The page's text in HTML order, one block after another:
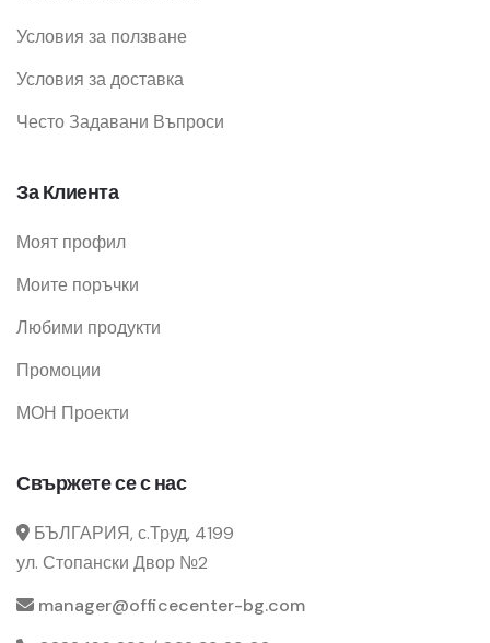
Условия за ползване
Условия за доставка
Често Задавани Въпроси
За Клиента
Моят профил
Моите поръчки
Любими продукти
Промоции
МОН Проекти
Свържете се с нас
БЪЛГАРИЯ, с.Труд, 4199
ул. Стопански Двор №2
manager@officecenter-bg.com